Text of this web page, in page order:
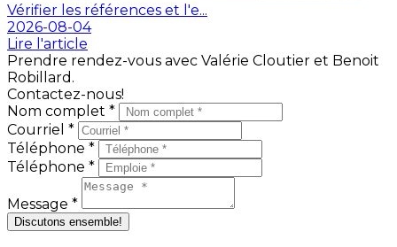
Vérifier les références et l'e...
2026-08-04
Lire l'article
Prendre rendez-vous avec Valérie Cloutier et Benoit
Robillard.
Contactez-nous!
Nom complet *
Courriel *
Téléphone *
Téléphone *
Message *
Discutons ensemble!